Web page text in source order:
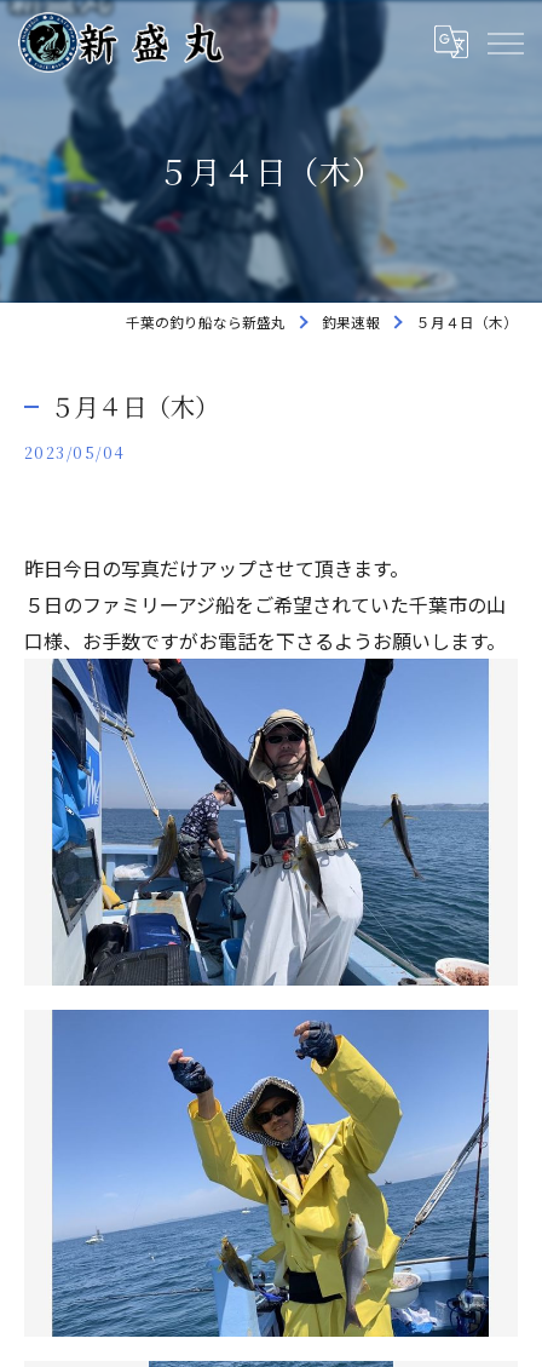
５月４日（木）
千葉の釣り船なら新盛丸 釣果速報 ５月４日（木）
５月４日（木）
2023/05/04
昨日今日の写真だけアップさせて頂きます。
５日のファミリーアジ船をご希望されていた千葉市の山
口様、お手数ですがお電話を下さるようお願いします。